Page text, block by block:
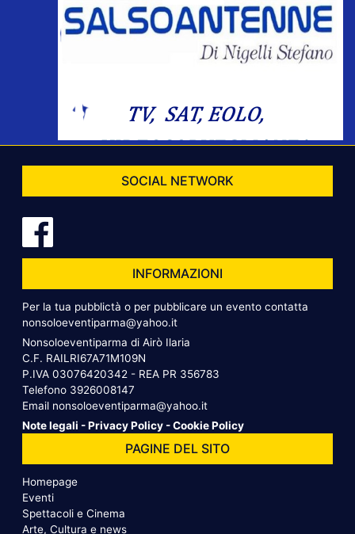
SOCIAL NETWORK
INFORMAZIONI
Per la tua pubblictà o per pubblicare un evento contatta
nonsoloeventiparma@yahoo.it
Nonsoloeventiparma di Airò Ilaria
C.F. RAILRI67A71M109N
P.IVA 03076420342 - REA PR 356783
Telefono 3926008147
Email nonsoloeventiparma@yahoo.it
Note legali -Privacy Policy -Cookie Policy
PAGINE DEL SITO
Homepage
Eventi
Spettacoli e Cinema
Arte, Cultura e news